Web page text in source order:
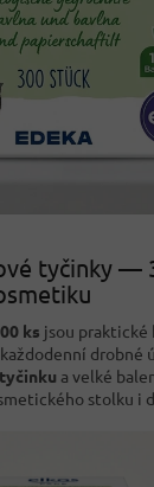
tyčinky —
ks jsou praktické
drobné
a velké
stolku i